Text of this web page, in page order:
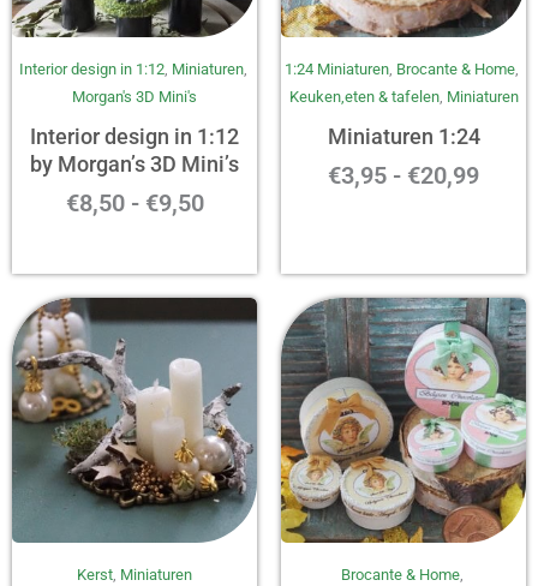
Interior design in 1:12, Miniaturen,
Morgan's 3D Mini's
Interior design in 1:12
by Morgan’s 3D Mini’s
€8,50 - €9,50
€8,50
€9,50
1:24 Miniaturen, Brocante & Home,
Keuken,eten & tafelen, Miniaturen
Miniaturen 1:24
€3,95 - €20,99
€3,95
tot
Kerst, Miniaturen Brocante & Home,